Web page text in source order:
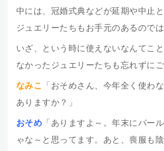
中には、冠婚式典などが延期や中止
ジュエリーたちもお手元のあるので
いざ、という時に使えないなんてこ
なかったジュエリーたちも忘れずに
なみこ
「おそめさん、今年全く使わ
ありますか？」
おそめ 「ありますよ～。年末にパー
ゃな～と思ってます。あと、喪服も